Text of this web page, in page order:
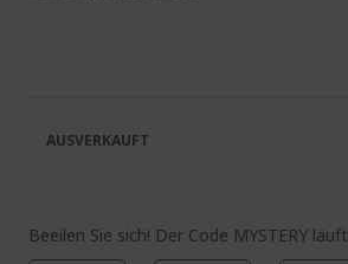
Beeilen Sie sich! Der Code MYSTERY
AUSVERKAUFT